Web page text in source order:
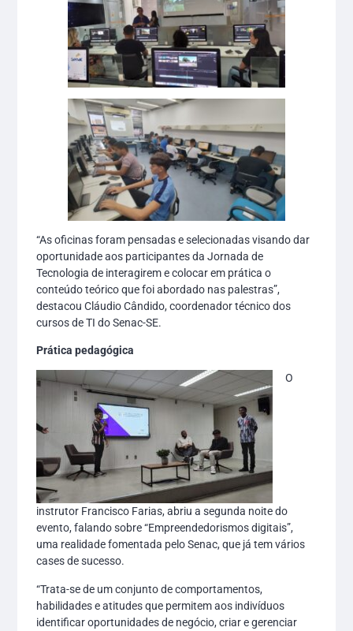
“As oficinas foram pensadas e selecionadas visando dar
oportunidade aos participantes da Jornada de
Tecnologia de interagirem e colocar em prática o
conteúdo teórico que foi abordado nas palestras”,
destacou Cláudio Cândido, coordenador técnico dos
cursos de TI do Senac-SE.
Prática pedagógica
O
instrutor Francisco Farias, abriu a segunda noite do
evento, falando sobre “Empreendedorismos digitais”,
uma realidade fomentada pelo Senac, que já tem vários
cases de sucesso.
“Trata-se de um conjunto de comportamentos,
habilidades e atitudes que permitem aos indivíduos
identificar oportunidades de negócio, criar e gerenciar